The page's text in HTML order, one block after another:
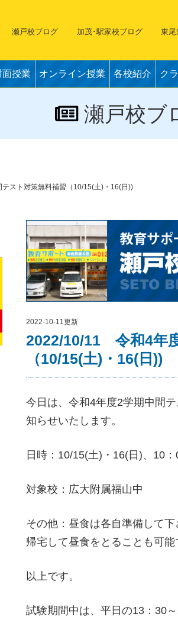
瀬戸校ブログ 加茂･駅家校ブログ 東尾
面授業 オンライン授業 各校紹介 ク
瀬戸校ブ
スト対策無料補習（10/15(土)・16(日))
2022-10-11更新
2022/10/11 令和4年
（10/15(土)・16(日))
今日は、令和4年度2学期中間
知らせいたします。
日時：10/15(土)・16(日)、10
対象校：広大附属福山中
その他：昼食は各自準備して
帰宅して昼食をとることも可能
以上です。
試験期間中は、平日の13：30